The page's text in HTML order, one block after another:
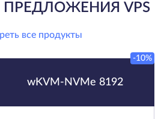
VPS
все продукты
wKVM-NVMe 8192
-10%